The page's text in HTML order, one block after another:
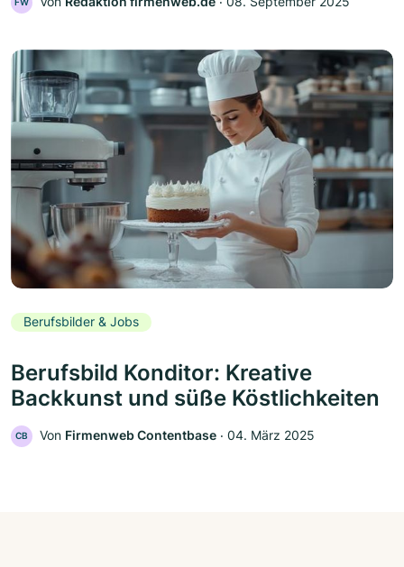
FW
Berufsbilder & Jobs
Berufsbild Konditor: Kreative
Backkunst und süße Köstlichkeiten
CB Von Firmenweb Contentbase ‧ 04. März 2025